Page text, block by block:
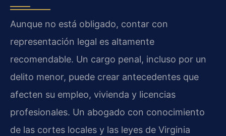
Aunque no está obligado, contar con
representación legal es altamente
recomendable. Un cargo penal, incluso por un
delito menor, puede crear antecedentes que
afecten su empleo, vivienda y licencias
profesionales. Un abogado con conocimiento
de las cortes locales y las leyes de Virginia